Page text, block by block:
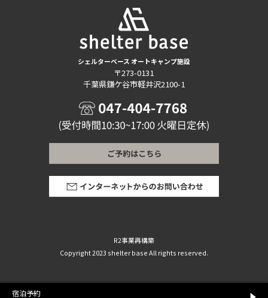
シェルターベース オートキャンプ施設
〒273-0131
千葉県鎌ケ谷市軽井沢2100-1
R2事業再構築
Copyright 2023 shelter base All rights reserved.
宿泊予約